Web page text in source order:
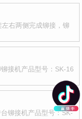
右两侧完成铆接，铆
接机产品型号：SK-16
铆接机产品型号：SK-